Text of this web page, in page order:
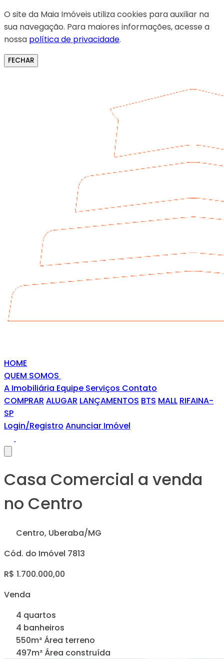
O site da Maia Imóveis utiliza cookies para auxiliar na
sua navegação. Para maiores informações, acesse a
nossa política de privacidade.
FECHAR
HOME
QUEM SOMOS
A Imobiliária Equipe Serviços Contato
COMPRAR ALUGAR LANÇAMENTOS BTS MALL RIFAINA-
SP
Login/Registro Anunciar Imóvel
Casa Comercial a venda
no Centro
Centro, Uberaba/MG
Cód. do Imóvel 7813
R$ 1.700.000,00
Venda
4 quartos
4 banheiros
550m² Área terreno
497m² Área construída